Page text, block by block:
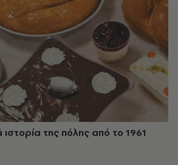
ιστορία της πόλης από το 1961